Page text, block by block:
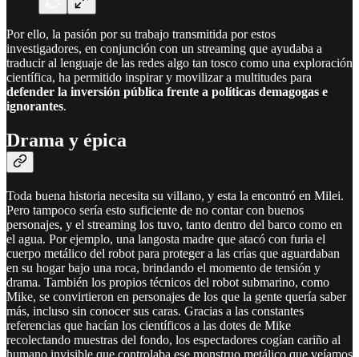
Por ello, la pasión por su trabajo transmitida por estos
investigadores, en conjunción con un streaming que ayudaba a
traducir al lenguaje de las redes algo tan tosco como una exploración
científica, ha permitido inspirar y movilizar a multitudes para
defender la inversión pública frente a políticas demagogas e
ignorantes.
Drama y épica
Toda buena historia necesita su villano, y esta la encontró en Milei.
Pero tampoco sería esto suficiente de no contar con buenos
personajes, y el streaming los tuvo, tanto dentro del barco como en
el agua. Por ejemplo, una langosta madre que atacó con furia el
cuerpo metálico del robot para proteger a las crías que aguardaban
en su hogar bajo una roca, brindando el momento de tensión y
drama. También los propios técnicos del robot submarino, como
Mike, se convirtieron en personajes de los que la gente quería saber
más, incluso sin conocer sus caras. Gracias a las constantes
referencias que hacían los científicos a las dotes de Mike
recolectando muestras del fondo, los espectadores cogían cariño al
humano invisible que controlaba ese monstruo metálico que veíamos